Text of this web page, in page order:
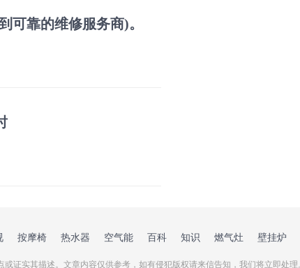
可靠的维修服务商)。
按摩椅 热水器 空气能 百科 知识 燃气灶 壁挂炉
证实其描述。文章内容仅供参考，如有侵犯版权请来信告知，我们将立即处理